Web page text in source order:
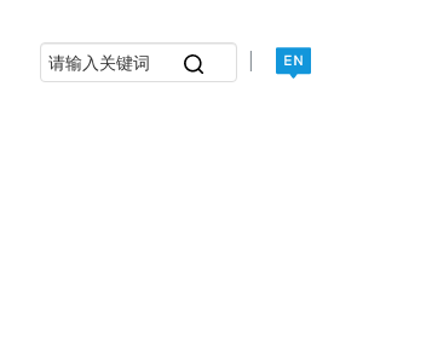
|